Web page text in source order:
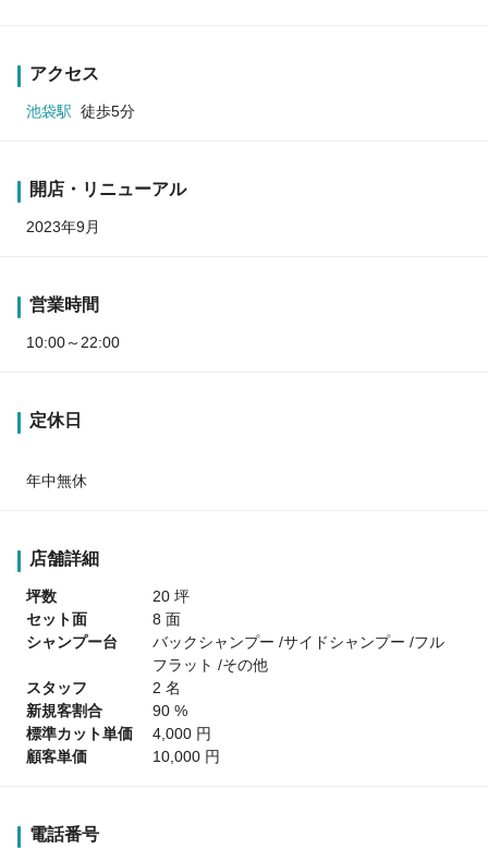
アクセス
池袋駅 徒歩5分
開店・リニューアル
2023年9月
営業時間
10:00～22:00
定休日
年中無休
店舗詳細
坪数
20 坪
セット面
8 面
シャンプー台
バックシャンプー /サイドシャンプー /フル
フラット /その他
スタッフ
2 名
新規客割合
90 %
標準カット単価
4,000 円
顧客単価
10,000 円
電話番号